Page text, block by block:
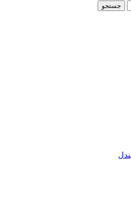
جستجو